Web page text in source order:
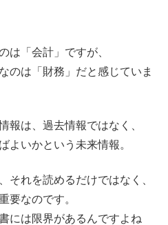
は「会計」ですが、
のは「財務」だと感じていま
報は、過去情報ではなく、
よいかという未来情報。
それを読めるだけではなく、
要なのです。
には限界があるんですよね